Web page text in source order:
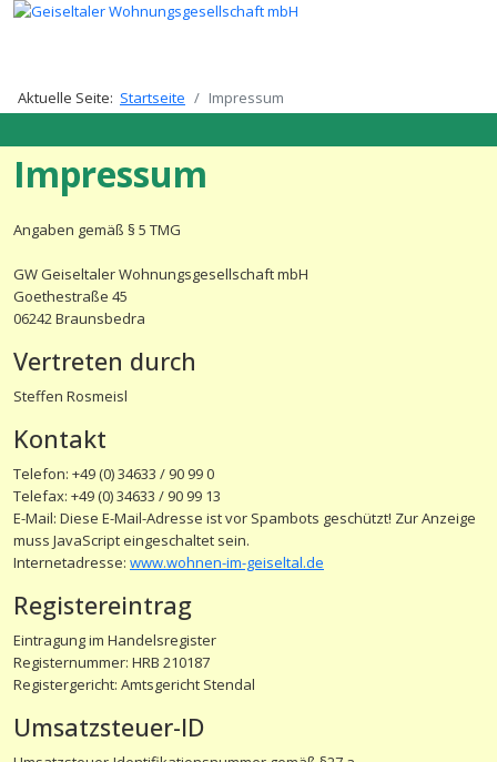
Aktuelle Seite: Startseite Impressum
Impressum
Angaben gemäß § 5 TMG
GW Geiseltaler Wohnungsgesellschaft mbH
Goethestraße 45
06242 Braunsbedra
Vertreten durch
Steffen Rosmeisl
Kontakt
Telefon: +49 (0) 34633 / 90 99 0
Telefax: +49 (0) 34633 / 90 99 13
E-Mail: Diese E-Mail-Adresse ist vor Spambots geschützt! Zur Anzeige
muss JavaScript eingeschaltet sein.
Internetadresse: www.wohnen-im-geiseltal.de
Registereintrag
Eintragung im Handelsregister
Registernummer: HRB 210187
Registergericht: Amtsgericht Stendal
Umsatzsteuer-ID